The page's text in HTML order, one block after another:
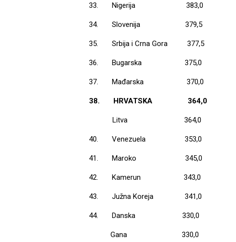
33. Nigerija 383,0
34. Slovenija 379,5
35. Srbija i Crna Gora 377,5
36. Bugarska 375,0
37. Mađarska 370,0
38. HRVATSKA 364,0
Litva 364,0
40. Venezuela 353,0
41. Maroko 345,0
42. Kamerun 343,0
43. Južna Koreja 341,0
44. Danska 330,0
Gana 330,0